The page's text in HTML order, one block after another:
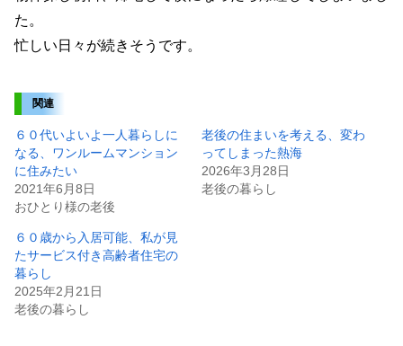
た。
忙しい日々が続きそうです。
関連
６０代いよいよ一人暮らしに
なる、ワンルームマンション
に住みたい
2021年6月8日
おひとり様の老後
老後の住まいを考える、変わ
ってしまった熱海
2026年3月28日
老後の暮らし
６０歳から入居可能、私が見
たサービス付き高齢者住宅の
暮らし
2025年2月21日
老後の暮らし